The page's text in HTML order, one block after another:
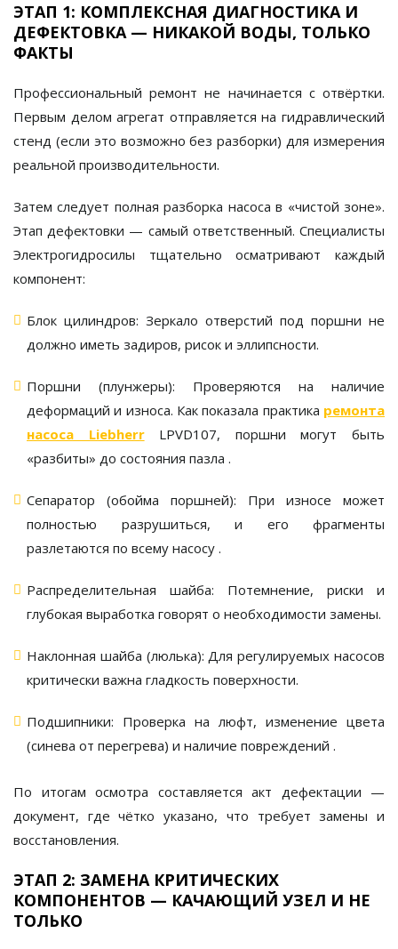
ЭТАП 1: КОМПЛЕКСНАЯ ДИАГНОСТИКА И
ДЕФЕКТОВКА — НИКАКОЙ ВОДЫ, ТОЛЬКО
ФАКТЫ
Профессиональный ремонт не начинается с отвёртки.
Первым делом агрегат отправляется на гидравлический
стенд (если это возможно без разборки) для измерения
реальной производительности.
Затем следует полная разборка насоса в «чистой зоне».
Этапдефектовки — самый ответственный. Специалисты
Электрогидросилы тщательно осматривают каждый
компонент:
Блок цилиндров: Зеркало отверстий под поршни не
должно иметь задиров, рисок и эллипсности.
Поршни (плунжеры): Проверяются на наличие
деформаций и износа. Как показала практика ремонта
насоса LiebherrLPVD107, поршни могут быть
«разбиты» до состояния пазла .
Сепаратор (обойма поршней): При износе может
полностью разрушиться, и его фрагменты
разлетаются по всему насосу .
Распределительная шайба: Потемнение, риски и
глубокая выработка говорят о необходимости замены.
Наклонная шайба (люлька): Для регулируемых насосов
критически важна гладкость поверхности.
Подшипники: Проверка на люфт, изменение цвета
(синева от перегрева) и наличие повреждений .
По итогам осмотра составляется акт дефектации —
документ, где чётко указано, что требует замены и
восстановления.
ЭТАП 2: ЗАМЕНА КРИТИЧЕСКИХ
КОМПОНЕНТОВ — КАЧАЮЩИЙ УЗЕЛ И НЕ
ТОЛЬКО